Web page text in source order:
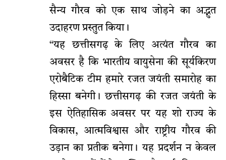
सैन्य गौरव को एक साथ जोड़ने का अद्भुत
उदाहरण प्रस्तुत किया।
“यह छत्तीसगढ़ के लिए अत्यंत गौरव का
अवसर है कि भारतीय वायुसेना की सूर्यकिरण
एरोबैटिक टीम हमारे रजत जयंती समारोह का
हिस्सा बनेगी। छत्तीसगढ़ की रजत जयंती के
इस ऐतिहासिक अवसर पर यह शो राज्य के
विकास, आत्मविश्वास और राष्ट्रीय गौरव की
उड़ान का प्रतीक बनेगा। यह प्रदर्शन न केवल